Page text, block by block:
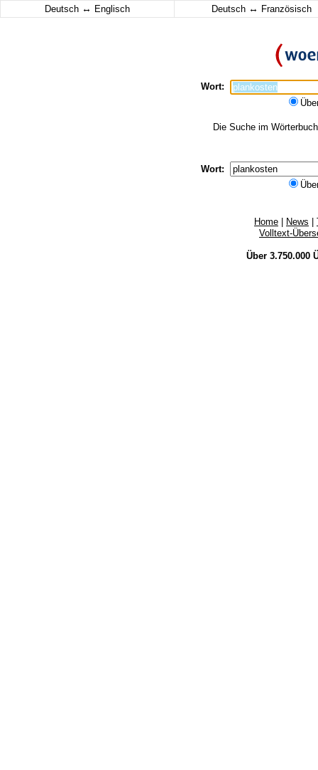
Deutsch ↔ Englisch Deutsch ↔ Französisch
Wort:
Die Suche im
Wort:
Home News
Volltext-
Über 3.750.000